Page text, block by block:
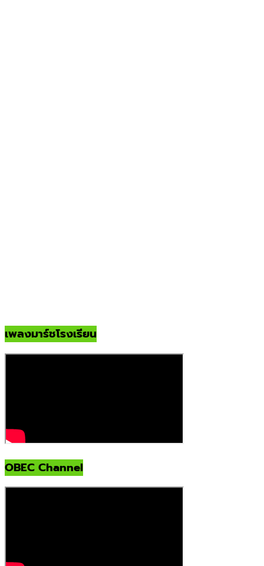
เพลงมาร์ชโรงเรียน
OBEC Channel